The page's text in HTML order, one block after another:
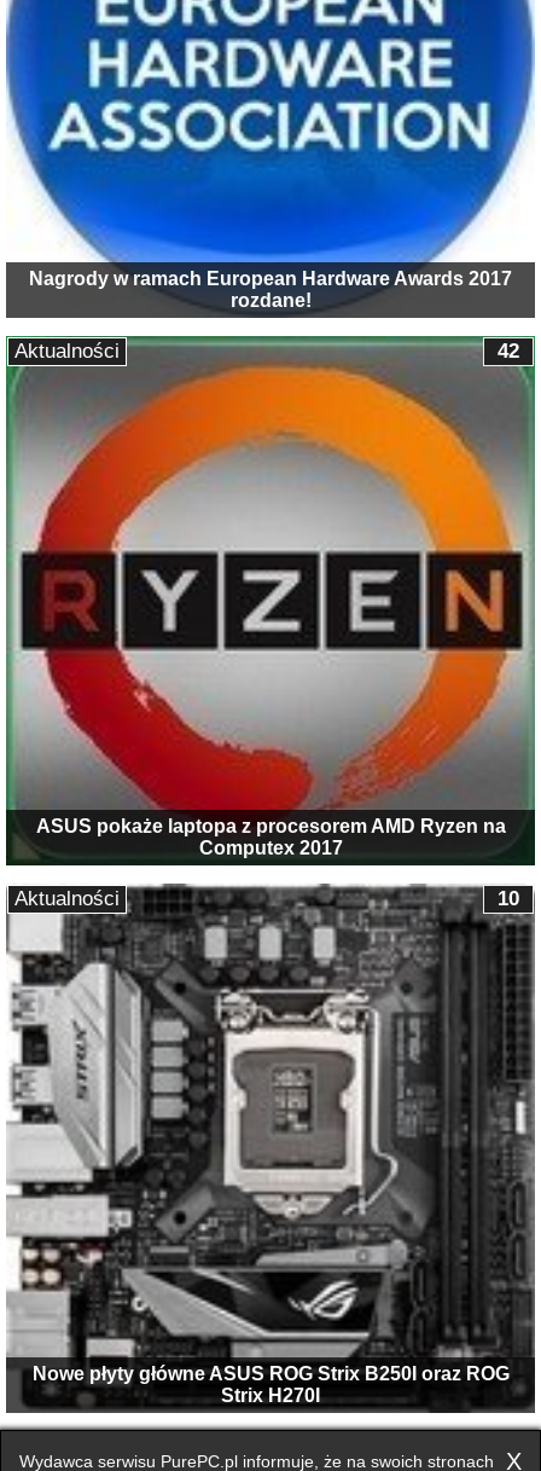
Nagrody w ramach European Hardware Awards 2017
rozdane!
ASUS pokaże laptopa z procesorem AMD Ryzen na
Computex 2017
42
Aktualności
Nowe płyty główne ASUS ROG Strix B250I oraz ROG
Strix H270I
10
Aktualności
2 następna › X
Wydawca serwisu PurePC.pl informuje, że na swoich stronach